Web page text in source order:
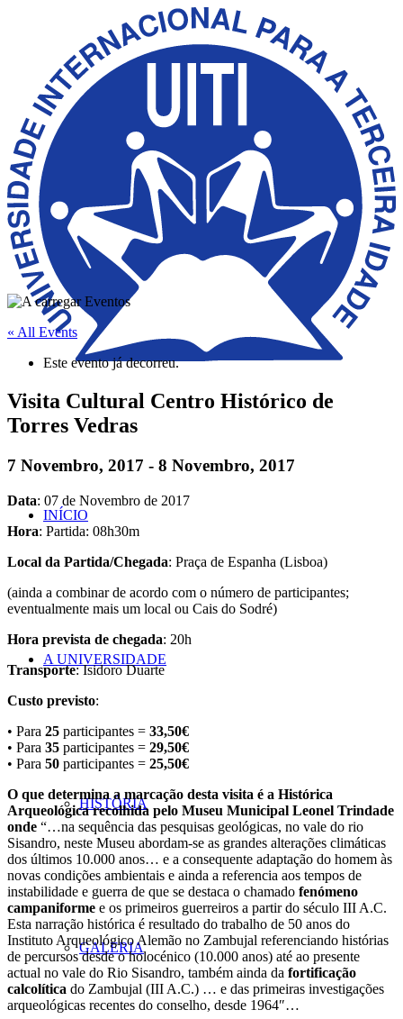
INÍCIO
A UNIVERSIDADE
HISTÓRIA
GALERIA
« All Events
Este evento já decorreu.
Visita Cultural Centro Histórico de
Torres Vedras
7 Novembro, 2017 - 8 Novembro, 2017
Data: 07 de Novembro de 2017
Hora: Partida: 08h30m
Local da Partida/Chegada: Praça de Espanha (Lisboa)
(ainda a combinar de acordo com o número de participantes;
eventualmente mais um local ou Cais do Sodré)
Hora prevista de chegada: 20h
Transporte: Isidoro Duarte
Custo previsto:
• Para 25 participantes = 33,50€
• Para 35 participantes = 29,50€
• Para 50 participantes = 25,50€
O que determina a marcação desta visita é a Histórica
Arqueológica recolhida pelo Museu Municipal Leonel Trindade
onde “…na sequência das pesquisas geológicas, no vale do rio
Sisandro, neste Museu abordam-se as grandes alterações climáticas
dos últimos 10.000 anos… e a consequente adaptação do homem às
novas condições ambientais e ainda a referencia aos tempos de
instabilidade e guerra de que se destaca o chamado fenómeno
campaniforme e os primeiros guerreiros a partir do século III A.C.
Esta narração histórica é resultado do trabalho de 50 anos do
Instituto Arqueológico Alemão no Zambujal referenciando histórias
de percursos desde o holocénico (10.000 anos) até ao presente
actual no vale do Rio Sisandro, também ainda da fortificação
calcolítica do Zambujal (III A.C.) … e das primeiras investigações
arqueológicas recentes do conselho, desde 1964″…